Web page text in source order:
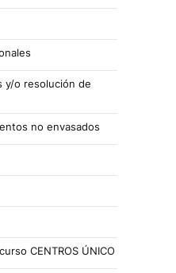
y/o resolución de
no envasados
CENTROS ÚNICO